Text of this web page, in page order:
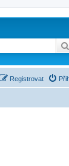
Registrovat